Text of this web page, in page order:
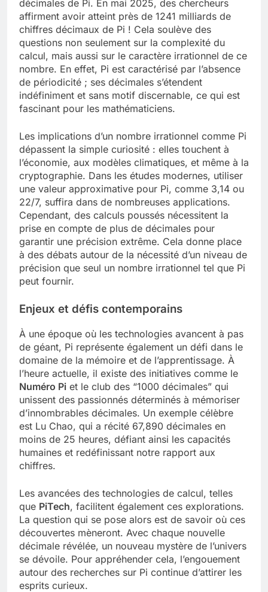
décimales de Pi. En mai 2025, des chercheurs
affirment avoir atteint près de 1241 milliards de
chiffres décimaux de Pi ! Cela soulève des
questions non seulement sur la complexité du
calcul, mais aussi sur le caractère irrationnel de ce
nombre. En effet, Pi est caractérisé par l’absence
de périodicité ; ses décimales s’étendent
indéfiniment et sans motif discernable, ce qui est
fascinant pour les mathématiciens.
Les implications d’un nombre irrationnel comme Pi
dépassent la simple curiosité : elles touchent à
l’économie, aux modèles climatiques, et même à la
cryptographie. Dans les études modernes, utiliser
une valeur approximative pour Pi, comme 3,14 ou
22/7, suffira dans de nombreuses applications.
Cependant, des calculs poussés nécessitent la
prise en compte de plus de décimales pour
garantir une précision extrême. Cela donne place
à des débats autour de la nécessité d’un niveau de
précision que seul un nombre irrationnel tel que Pi
peut fournir.
Enjeux et défis contemporains
À une époque où les technologies avancent à pas
de géant, Pi représente également un défi dans le
domaine de la mémoire et de l’apprentissage. À
l’heure actuelle, il existe des initiatives comme le
Numéro Pi et le club des “1000 décimales” qui
unissent des passionnés déterminés à mémoriser
d’innombrables décimales. Un exemple célèbre
est Lu Chao, qui a récité 67,890 décimales en
moins de 25 heures, défiant ainsi les capacités
humaines et redéfinissant notre rapport aux
chiffres.
Les avancées des technologies de calcul, telles
que PiTech, facilitent également ces explorations.
La question qui se pose alors est de savoir où ces
découvertes mèneront. Avec chaque nouvelle
décimale révélée, un nouveau mystère de l’univers
se dévoile. Pour appréhender cela, l’engouement
autour des recherches sur Pi continue d’attirer les
esprits curieux.